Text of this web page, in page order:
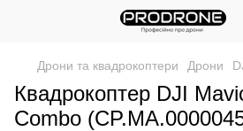
Дрони та квадрокоптери Дрони
Квадрокоптер DJI
Combo